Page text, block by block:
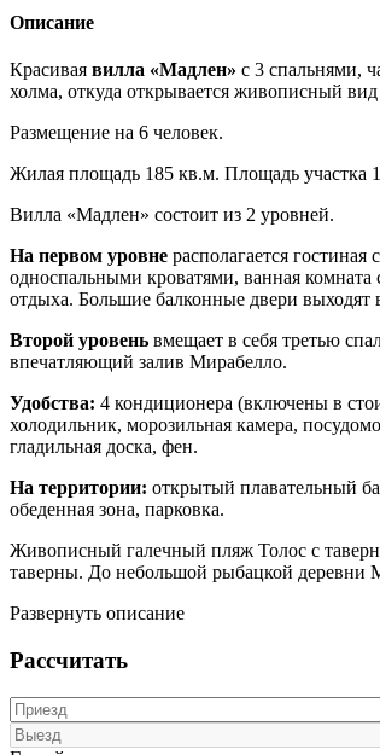
Описание
Красивая вилла «Мадлен» с 3 спальнями,
холма, откуда открывается живописный
Размещение на 6 человек.
Жилая площадь 185 кв.м. Площадь участка
Вилла «Мадлен» состоит из 2 уровней.
На первом уровне располагается
односпальными кроватями, ванная
отдыха. Большие балконные двери
Второй уровень вмещает в себя третью
впечатляющий залив Мирабелло.
Удобства: 4 кондиционера (включены в
холодильник, морозильная камера,
гладильная доска, фен.
На территории: открытый плавательный
обеденная зона, парковка.
Живописный галечный пляж Толос с
таверны. До небольшой рыбацкой деревни
Развернуть описание
Рассчитать